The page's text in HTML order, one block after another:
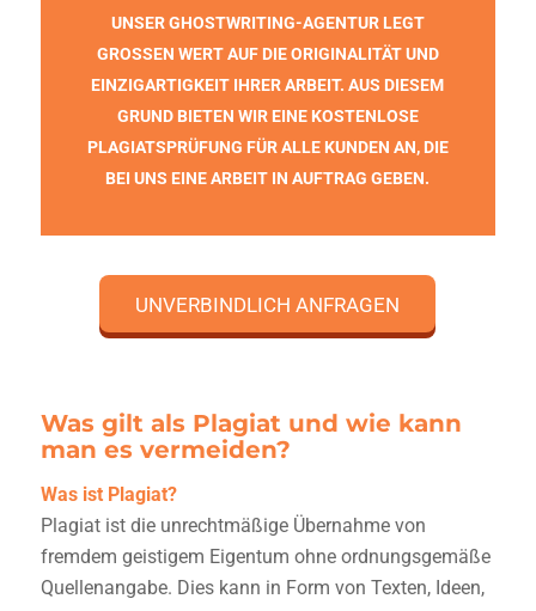
UNSER GHOSTWRITING-AGENTUR LEGT
GROSSEN WERT AUF DIE ORIGINALITÄT UND E
INZIGARTIGKEIT IHRER ARBEIT. AUS DIESEM G
RUND BIETEN WIR EINE KOSTENLOSE P
LAGIATSPRÜFUNG FÜR ALLE KUNDEN AN, DIE B
EI UNS EINE ARBEIT IN AUFTRAG GEBEN.
UNVERBINDLICH ANFRAGEN
Was gilt als Plagiat und wie kann
man es vermeiden?
Was ist Plagiat?
Plagiat ist die unrechtmäßige Übernahme von
fremdem geistigem Eigentum ohne ordnungsgemäße
Quellenangabe. Dies kann in Form von Texten, Ideen,